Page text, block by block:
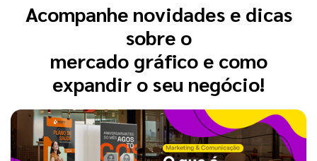
Acompanhe novidades e dicas
sobre o
mercado gráfico e como
expandir o seu negócio!